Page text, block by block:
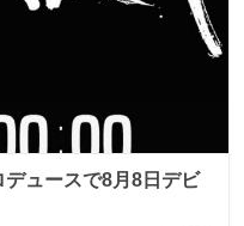
ュースで8月8日デビ